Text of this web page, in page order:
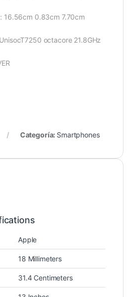
16.56cm 0.83cm 7.70cm
octacore 21.8GHz
Categoría: Smartphones
Apple
18 Millimeters
31.4 Centimeters